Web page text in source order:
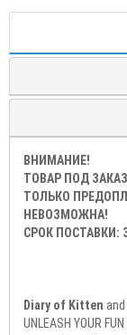
ВНИМАНИЕ!
ТОВАР ПОД
ТОЛЬКО
НЕВОЗМОЖНА!
СРОК ПОСТАВКИ:
Diary of Kitten and
UNLEASH YOUR